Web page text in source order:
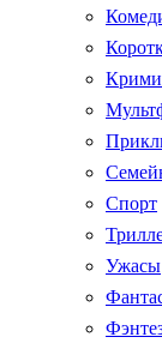
Спорт
Ужасы